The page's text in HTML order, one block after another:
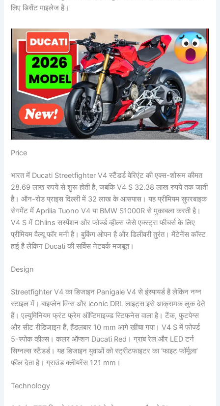
लिए डिसेंट माइलेज है।
Price
भारत में Ducati Streetfighter V4 स्टैंडर्ड वेरिएंट की एक्स-शोरूम कीमत
28.69 लाख रुपये से शुरू होती है, जबकि V4 S 32.38 लाख रुपये तक जाती
है। ऑन-रोड प्राइस दिल्ली में 32 लाख के आसपास। यह प्रीमियम सुपरबाइक
सेगमेंट में Aprilia Tuono V4 या BMW S1000R से मुकाबला करती है।
V4 S में Ohlins सस्पेंशन और फोर्ज्ड व्हील्स जैसे एक्स्ट्रा फीचर्स के लिए
प्रीमियम वैल्यू फॉर मनी है। बुकिंग ओपन है और डिलीवरी तुरंत। मेंटेनेंस कॉस्ट
हाई है लेकिन Ducati की सर्विस नेटवर्क मजबूत।
Design
Streetfighter V4 का डिजाइन Panigale V4 से इंस्पायर्ड है लेकिन नग्न
स्टाइल में। बाइप्लेन विंग्स और iconic DRL लाइट्स इसे आक्रामक लुक देते
हैं। एल्युमिनियम फ्रंट फ्रेम ऑप्टिमाइज्ड स्टिफनेस वाला है। टैंक, फुटपेग्स
और सीट रीडिजाइन हैं, हैंडलबार 10 mm आगे खींचा गया। V4 S में फोर्ज्ड
5-स्पोक व्हील्स। कलर ऑप्शन Ducati Red। ग्राब रेल और LED टर्न
सिग्नल्स स्टैंडर्ड। यह डिजाइन युवाओं को स्ट्रीटफाइटर का ‘फाइट फॉर्मूला’
फील देता है। ग्राउंड क्लीयरेंस 121 mm।
Technology